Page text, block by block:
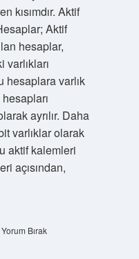
kısımdır. Aktif
Aktif
hesaplar,
hesaplara varlık
ayrılır. Daha
varlıklar olarak
aktif kalemleri
açısından,
Yorum Bırak